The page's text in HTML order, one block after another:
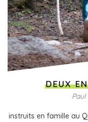
DEUX
Paul
instruits en famille au